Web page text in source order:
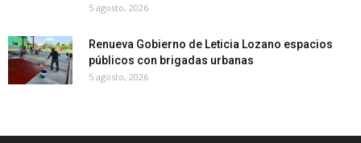
5 agosto, 2026
Renueva Gobierno de Leticia Lozano espacios
públicos con brigadas urbanas
5 agosto, 2026